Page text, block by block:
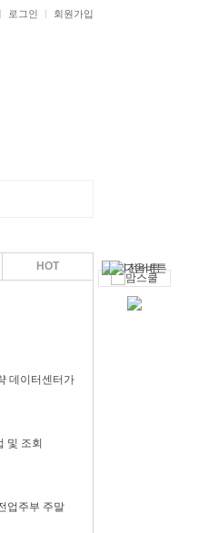
로그인 회원가입
HOT
데이터센터가
및 조회
업주부 주말